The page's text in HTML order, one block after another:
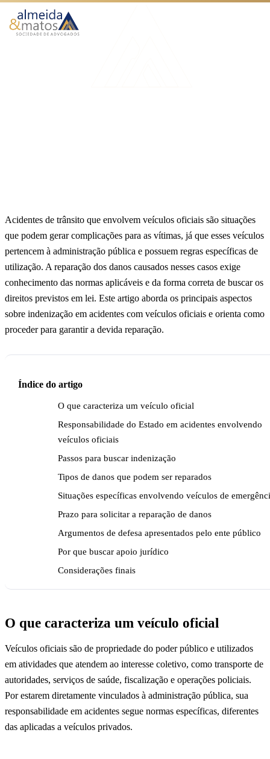
Atuação
Acidentes de trânsito que envolvem veículos oficiais são situações
que podem gerar complicações para as vítimas, já que esses veículos
pertencem à administração pública e possuem regras específicas de
utilização. A reparação dos danos causados nesses casos exige
conhecimento das normas aplicáveis e da forma correta de buscar os
direitos previstos em lei. Este artigo aborda os principais aspectos
sobre indenização em acidentes com veículos oficiais e orienta como
proceder para garantir a devida reparação.
Índice do artigo
O que caracteriza um veículo oficial
Responsabilidade do Estado em acidentes envolvendo
veículos oficiais
Passos para buscar indenização
Tipos de danos que podem ser reparados
Situações específicas envolvendo veículos de
Prazo para solicitar a reparação de danos
Argumentos de defesa apresentados pelo ente público
Por que buscar apoio jurídico
Considerações finais
O que caracteriza um veículo oficial
Veículos oficiais são de propriedade do poder público e utilizados
em atividades que atendem ao interesse coletivo, como transporte de
autoridades, serviços de saúde, fiscalização e operações policiais.
Por estarem diretamente vinculados à administração pública, sua
responsabilidade em acidentes segue normas específicas, diferentes
das aplicadas a veículos privados.